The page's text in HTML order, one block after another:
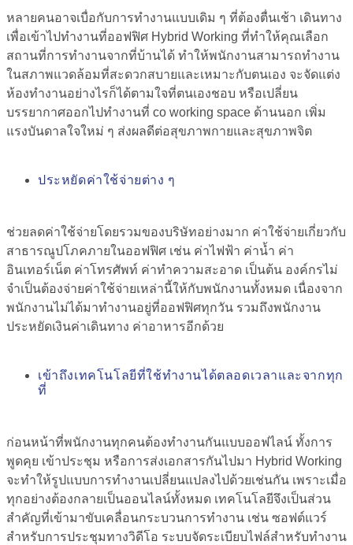
หลายคนอาจเบื่อกับการทำงานแบบเดิม ๆ ที่ต้องตื่นเช้า เดินทาง
เพื่อเข้าไปทำงานที่ออฟฟิศ Hybrid Working ที่ทำให้คุณเลือก
สถานที่การทำงานจากที่บ้านได้ ทำให้พนักงานสามารถทำงาน
ในสภาพแวดล้อมที่สะดวกสบายและเหมาะกับตนเอง จะจัดแต่ง
ห้องทำงานอย่างไรก็ได้ตามใจที่ตนเองชอบ หรือเปลี่ยน
บรรยากาศออกไปทำงานที่ co working space ด้านนอก เพิ่ม
แรงบันดาลใจใหม่ ๆ ส่งผลดีต่อสุขภาพกายและสุขภาพจิต
ประหยัดค่าใช้จ่ายต่าง ๆ
ช่วยลดค่าใช้จ่ายโดยรวมของบริษัทอย่างมาก ค่าใช้จ่ายเกี่ยวกับ
สาธารณูปโภคภายในออฟฟิศ เช่น ค่าไฟฟ้า ค่าน้ำ ค่า
อินเทอร์เน็ต ค่าโทรศัพท์ ค่าทำความสะอาด เป็นต้น องค์กรไม่
จำเป็นต้องจ่ายค่าใช้จ่ายเหล่านี้ให้กับพนักงานทั้งหมด เนื่องจาก
พนักงานไม่ได้มาทำงานอยู่ที่ออฟฟิศทุกวัน รวมถึงพนักงาน
ประหยัดเงินค่าเดินทาง ค่าอาหารอีกด้วย
เข้าถึงเทคโนโลยีที่ใช้ทำงานได้ตลอดเวลาและจากทุก
ที่
ก่อนหน้าที่พนักงานทุกคนต้องทำงานกันแบบออฟไลน์ ทั้งการ
พูดคุย เข้าประชุม หรือการส่งเอกสารกันไปมา Hybrid Working
จะทำให้รูปแบบการทำงานเปลี่ยนแปลงไปด้วยเช่นกัน เพราะเมื่อ
ทุกอย่างต้องกลายเป็นออนไลน์ทั้งหมด เทคโนโลยีจึงเป็นส่วน
สำคัญที่เข้ามาขับเคลื่อนกระบวนการทำงาน เช่น ซอฟต์แวร์
สำหรับการประชุมทางวิดีโอ ระบบจัดระเบียบไฟล์สำหรับทำงาน